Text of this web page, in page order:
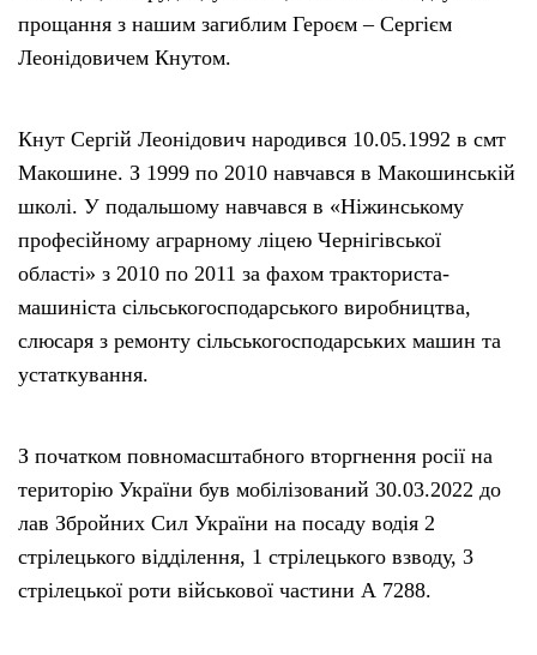
прощання з нашим загиблим Героєм – Сергієм
Леонідовичем Кнутом.
Кнут Сергій Леонідович народився 10.05.1992 в смт
Макошине. З 1999 по 2010 навчався в Макошинській
школі. У подальшому навчався в «Ніжинському
професійному аграрному ліцею Чернігівської
області» з 2010 по 2011 за фахом тракториста-
машиніста сільськогосподарського виробництва,
слюсаря з ремонту сільськогосподарських машин та
устаткування.
З початком повномасштабного вторгнення росії на
територію України був мобілізований 30.03.2022 до
лав Збройних Сил України на посаду водія 2
стрілецького відділення, 1 стрілецького взводу, 3
стрілецької роти військової частини А 7288.